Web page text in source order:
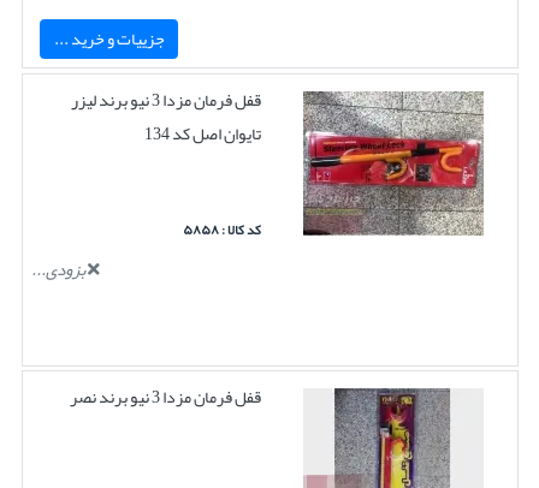
جزییات و خرید ...
قفل فرمان مزدا 3 نیو برند لیزر
تایوان اصل کد 134
کد کالا : ۵۸۵۸
بزودی...
قفل فرمان مزدا 3 نیو برند نصر